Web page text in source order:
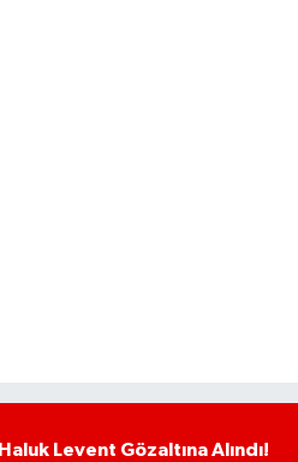
Haluk Levent Gözaltına Alındı!